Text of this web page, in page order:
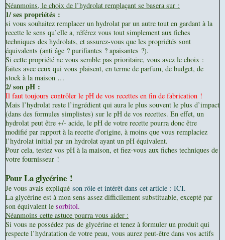
Néanmoins, le choix de l’hydrolat remplaçant se basera sur :
1/ ses propriétés :
si vous souhaitez remplacer un hydrolat par un autre tout en gardant à la
recette le sens qu’elle a, référez vous tout simplement aux fiches
techniques des hydrolats, et assurez-vous que les propriétés sont
équivalents (anti âge ? purifiantes ? apaisantes ?).
Si cette propriété ne vous semble pas prioritaire, vous avez le choix :
faites avec ceux qui vous plaisent, en terme de parfum, de budget, de
stock à la maison …
2/ son pH :
Il faut toujours contrôler le pH de vos recettes en fin de fabrication !
Mais l’hydrolat reste l’ingrédient qui aura le plus souvent le plus d’impact
(dans des formules simplistes) sur le pH de vos recettes. En effet, un
hydrolat peut être +/- acide, le pH de votre recette pourra donc être
modifié par rapport à la recette d'origine, à moins que vous remplaciez
l’hydrolat initial par un hydrolat ayant un pH équivalent.
Pour cela, testez vos pH à la maison, et fiez-vous aux fiches techniques de
votre fournisseur !
Pour La glycérine !
Je vous avais expliqué son rôle et intérêt dans cet article : ICI.
La glycérine est à mon sens assez difficilement substituable, excepté par
son équivalent le sorbitol.
Néanmoins cette astuce pourra vous aider :
Si vous ne possédez pas de glycérine et tenez à formuler un produit qui
respecte l’hydratation de votre peau, vous aurez peut-être dans vos actifs